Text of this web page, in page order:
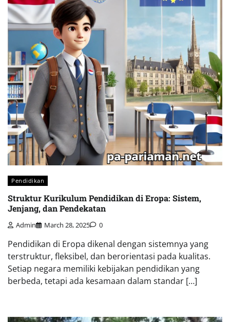
Pendidikan
Struktur Kurikulum Pendidikan di Eropa: Sistem,
Jenjang, dan Pendekatan
Admin March 28, 2025 0
Pendidikan di Eropa dikenal dengan sistemnya yang
terstruktur, fleksibel, dan berorientasi pada kualitas.
Setiap negara memiliki kebijakan pendidikan yang
berbeda, tetapi ada kesamaan dalam standar […]